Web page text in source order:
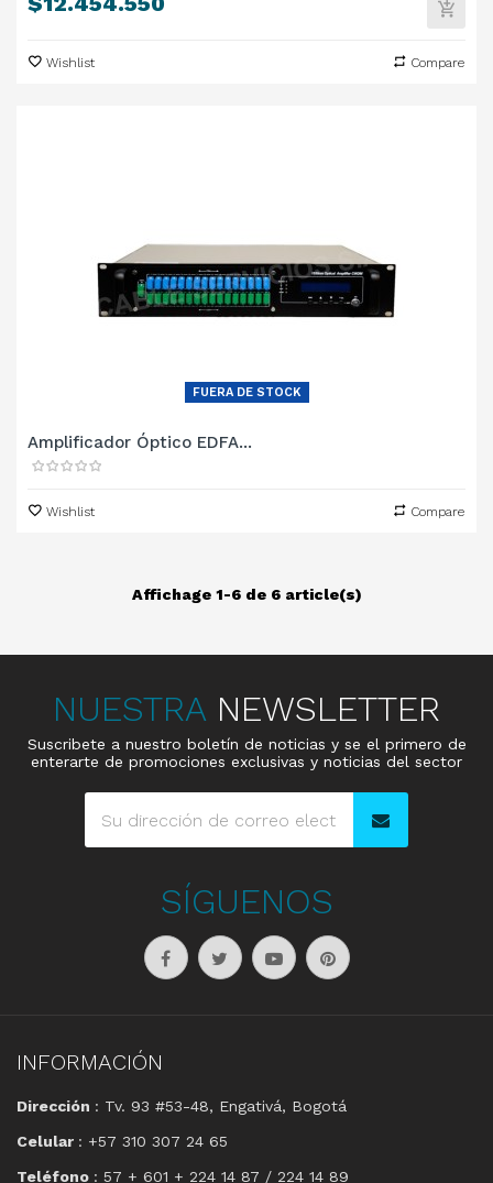
Wishlist Compare
FUERA DE STOCK
Amplificador Óptico EDFA...
Wishlist Compare
Affichage 1-6 de 6 article(s)
NUESTRA NEWSLETTER
Suscribete a nuestro boletín de noticias y se el primero de
enterarte de promociones exclusivas y noticias del sector
SÍGUENOS
INFORMACIÓN
Dirección : Tv. 93 #53-48, Engativá, Bogotá
Celular : +57 310 307 24 65
Teléfono : 57 + 601 + 224 14 87 / 224 14 89